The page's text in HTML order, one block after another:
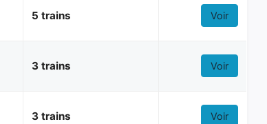
5 trains Voir
3 trains Voir
3 trains Voir